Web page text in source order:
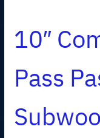
10″
Pass